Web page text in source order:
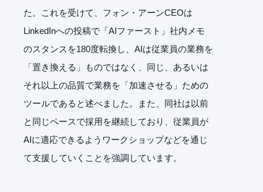
た。これを受けて、フォン・アーンCEOは
LinkedInへの投稿で「AIファースト」社内メモ
のスタンスを180度転換し、AIは従業員の業務を
「置き換える」ものではなく、同じ、あるいは
それ以上の品質で業務を「加速させる」ための
ツールであると述べました。また、同社は以前
と同じペースで採用を継続しており、従業員が
AIに適応できるようワークショップなどを通じ
て支援していくことを強調しています。